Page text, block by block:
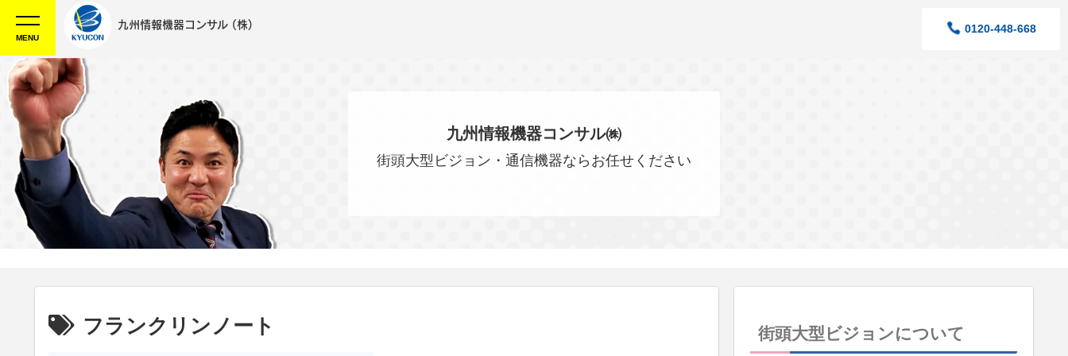
MENU
九州情報機器コンサル (株) 0120-448-668
九州情報機器コンサル㈱
街頭大型ビジョン・通信機器ならお任せください
フランクリンノート 街頭大型ビジョンについて